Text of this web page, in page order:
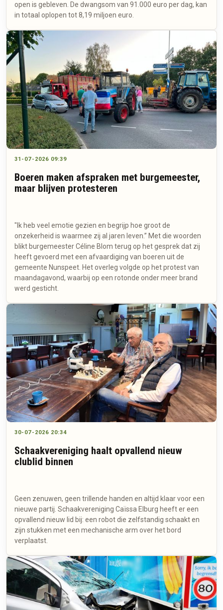
open is gebleven. De dwangsom van 91.000 euro per dag, kan
in totaal oplopen tot 8,19 miljoen euro.
31-07-2026 09:39
Boeren maken afspraken met burgemeester,
maar blijven protesteren
"Ik heb veel emotie gezien en begrijp hoe groot de
onzekerheid is waarmee zij al jaren leven.” Met die woorden
blikt burgemeester Céline Blom terug op het gesprek dat zij
heeft gevoerd met een afvaardiging van boeren uit de
gemeente Nunspeet. Het overleg volgde op het protest van
maandagavond, waarbij op een rotonde onder meer brand
werd gesticht.
30-07-2026 20:34
Schaakvereniging haalt opvallend nieuw
clublid binnen
Geen zenuwen, geen trillende handen en altijd klaar voor een
nieuwe partij. Schaakvereniging Caïssa Elburg heeft er een
opvallend nieuw lid bij: een robot die zelfstandig schaakt en
zijn stukken met een mechanische arm over het bord
verplaatst.